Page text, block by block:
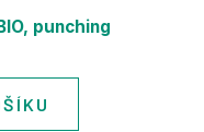
punching